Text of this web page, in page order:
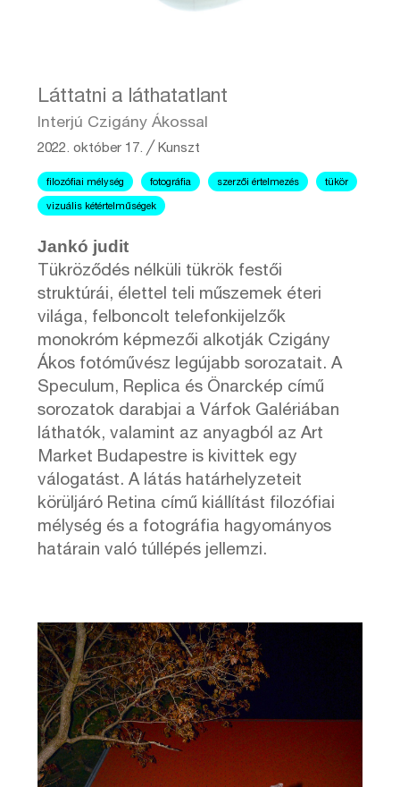
Láttatni a láthatatlant
Interjú Czigány Ákossal
2022. október 17. ╱Kunszt
filozófiai mélység fotográfia szerzői értelmezés tükör
vizuális kétértelműségek
Jankó judit
Tükröződés nélküli tükrök festői
struktúrái, élettel teli műszemek éteri
világa, felboncolt telefonkijelzők
monokróm képmezői alkotják Czigány
Ákos fotóművész legújabb sorozatait. A
Speculum, Replica és Önarckép című
sorozatok darabjai a Várfok Galériában
láthatók, valamint az anyagból az Art
Market Budapestre is kivittek egy
válogatást. A látás határhelyzeteit
körüljáró Retina című kiállítást filozófiai
mélység és a fotográfia hagyományos
határain való túllépés jellemzi.